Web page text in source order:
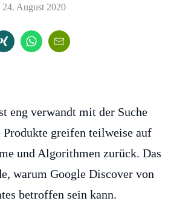
August 2020
eng verwandt mit der Suche
Produkte greifen teilweise auf
und Algorithmen zurück. Das
warum Google Discover von
betroffen sein kann.